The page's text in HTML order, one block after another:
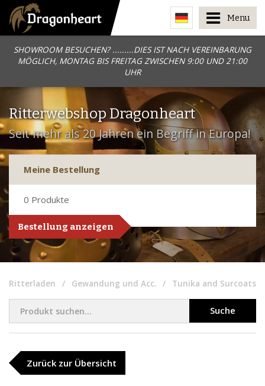
SHOWROOM BESUCHEN? .........DIES IST NACH VEREINBARUNG
MÖGLICH, MONTAG BIS FREITAG ZWISCHEN 9:00 UND 21:00
UHR
Menu
Ritterwebshop Dragonheart
Seit mehr als 20 Jahren ein Begriff in Europa!
Meine Bestellung
0 Produkte
Bestellung anzeigen
Ritterladen Gewandung und Acc. Tunika and Surcoats
Suche
Zurück zur Übersicht